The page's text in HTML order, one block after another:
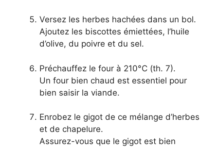
Versez les herbes hachées dans un bol.
Ajoutez les biscottes émiettées, l’huile
d’olive, du poivre et du sel.
Préchauffez le four à 210°C (th. 7).
Un four bien chaud est essentiel pour
bien saisir la viande.
Enrobez le gigot de ce mélange d’herbes
et de chapelure.
Assurez-vous que le gigot est bien